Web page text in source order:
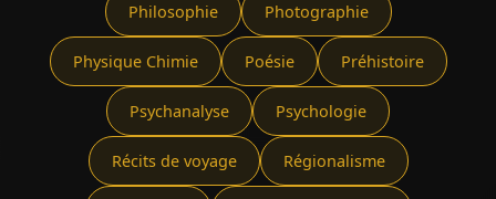
Philosophie Photographie
Physique Chimie Poésie Préhistoire
Psychanalyse Psychologie
Récits de voyage Régionalisme